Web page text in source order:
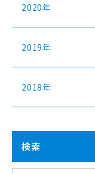
2020年
2019年
2018年
検索